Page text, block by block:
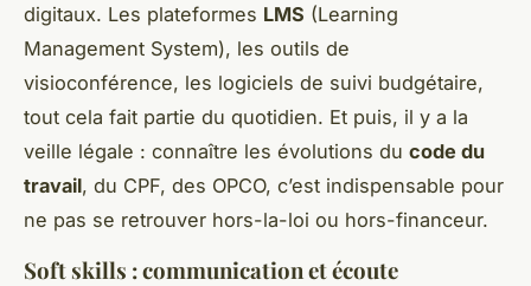
digitaux. Les plateformes LMS (Learning
Management System), les outils de
visioconférence, les logiciels de suivi budgétaire,
tout cela fait partie du quotidien. Et puis, il y a la
veille légale : connaître les évolutions du code du
travail, du CPF, des OPCO, c’est indispensable pour
ne pas se retrouver hors-la-loi ou hors-financeur.
Soft skills : communication et écoute